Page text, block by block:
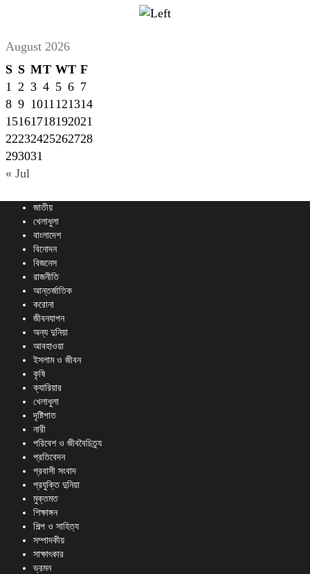
August 2026
S S MT WT F
1
2 3 4 5 6 7
8 9 1011 121314
15161718192021
22232425262728
293031
« Jul
জাতীয়
খেলাধুলা
বাংলাদেশ
বিনোদন
বিজনেস
রাজনীতি
আন্তর্জাতিক
করোনা
জীবনযাপন
অন্য দুনিয়া
আবহাওয়া
ইসলাম ও জীবন
কৃষি
ক্যারিয়ার
খেলাধুলা
দৃষ্টিপাত
নারী
পরিবেশ ও জীববৈচিত্র্য
প্রতিবেদন
প্রবাসী সংবাদ
প্রযুক্তি দুনিয়া
মুক্তমত
শিক্ষাঙ্গন
শিল্প ও সাহিত্য
সম্পাদকীয়
সাক্ষাৎকার
ভ্রমন